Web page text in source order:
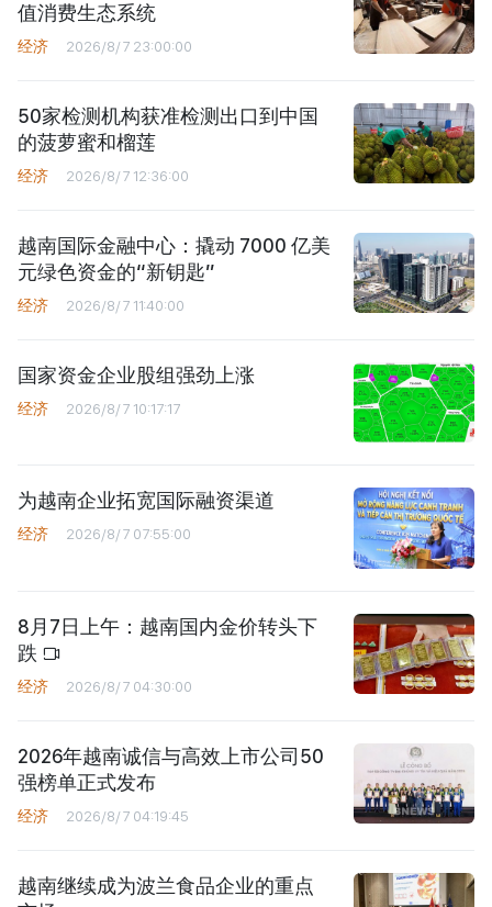
值消费生态系统
经济 2026/8/7 23:00:00
50家检测机构获准检测出口到中国
的菠萝蜜和榴莲
经济 2026/8/7 12:36:00
越南国际金融中心：撬动 7000 亿美
元绿色资金的“新钥匙”
经济 2026/8/7 11:40:00
国家资金企业股组强劲上涨
经济 2026/8/7 10:17:17
为越南企业拓宽国际融资渠道
经济 2026/8/7 07:55:00
8月7日上午：越南国内金价转头下
跌
经济 2026/8/7 04:30:00
2026年越南诚信与高效上市公司50
强榜单正式发布
经济 2026/8/7 04:19:45
越南继续成为波兰食品企业的重点